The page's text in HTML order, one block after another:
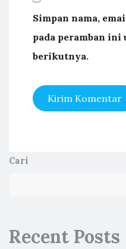
Simpan nama,
pada peramban
berikutnya.
Cari
Recent Posts